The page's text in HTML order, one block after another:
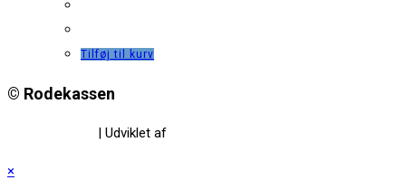
Tilføj til kurv
© Rodekassen
| Udviklet af
×